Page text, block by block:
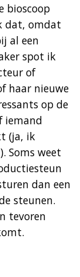
bioscoop
dat, omdat
al een
spot ik
of
haar nieuwe
op de
iemand
(ja, ik
Soms weet
dan een
steunen.
tevoren